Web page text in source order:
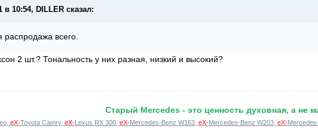
в 10:54, DILLER сказал:
всего.
2 шт.? Тональность у них разная, низкий и высокий?
Старый Mercedes - это ценность духовная, а не
eX-Toyota Camry, eX-Lexus RX 300, eX-Mercedes-Benz W163, eX-Mercedes-Benz W203, eX-